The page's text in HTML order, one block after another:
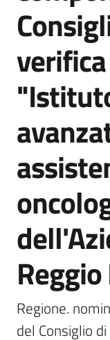
Agenzia
di
informazione
e
comunicazione
Seguici
su
Regione.
del Consiglio